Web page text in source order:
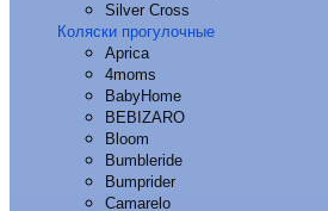
Silver Cross
Коляски прогулочные
Aprica
4moms
BabyHome
BEBIZARO
Bloom
Bumbleride
Bumprider
Camarelo